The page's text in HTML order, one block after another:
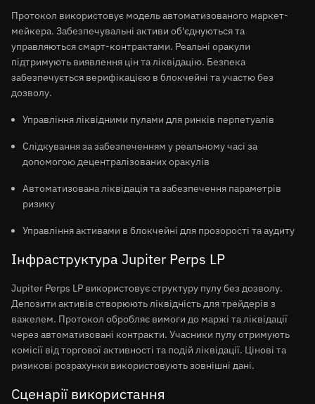
Протокол використовує модель автоматизованого маркет-
мейкера. Забезпечувальні активи об'єднуються та
управляються смарт-контрактами. Реальні оракули
підтримують виявлення цін та ліквідацію. Безпека
забезпечується верифікацією в блокчейні та участю без
дозволу.
Управління ліквідними пулами для ринків перпетуалів
Слідкування за забезпеченням у реальному часі за
допомогою децентралізованих оракулів
Автоматизована ліквідація та забезпечення параметрів
ризику
Управління активами в блокчейні для прозорості та аудиту
Інфраструктура Jupiter Perps LP
Jupiter Perps LP використовує структуру пулу без дозволу.
Депозити активів створюють ліквідність для трейдерів з
важелем. Протокол обробляє вимоги до маржі та ліквідації
через автоматизовані контракти. Учасники пулу отримують
комісії від торгової активності та подій ліквідації. Цінові та
ризикові розрахунки використовують зовнішні дані.
Сценарії використання